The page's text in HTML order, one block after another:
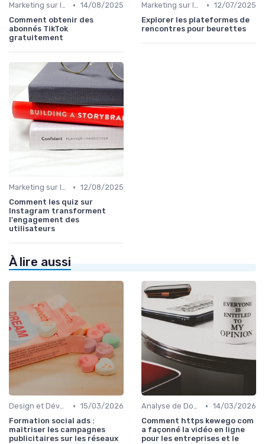
Marketing sur les Réseaux Sociaux • 14/08/2025
Comment obtenir des
abonnés TikTok
gratuitement
Marketing sur les Réseaux Sociaux • 12/07/2025
Explorer les plateformes de
rencontres pour beurettes
Marketing sur les Réseaux Sociaux • 12/08/2025
Comment les quiz sur
Instagram transforment
l'engagement des
utilisateurs
À lire aussi
Design et Développement Web • 15/03/2026
Formation social ads :
maîtriser les campagnes
publicitaires sur les réseaux
Analyse de Données et Reporting • 14/03/2026
Comment https kewego com
a façonné la vidéo en ligne
pour les entreprises et le